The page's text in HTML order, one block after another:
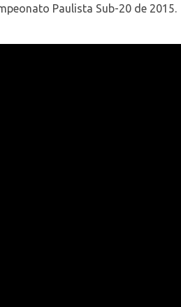
Paulista Sub-20 de 2015.